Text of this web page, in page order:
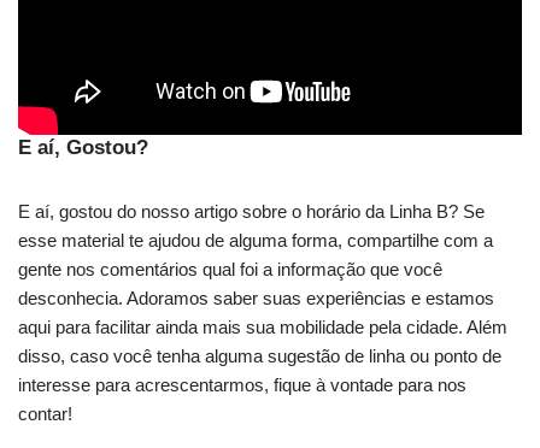
E aí, Gostou?
E aí, gostou do nosso artigo sobre o horário da Linha B? Se
esse material te ajudou de alguma forma, compartilhe com a
gente nos comentários qual foi a informação que você
desconhecia. Adoramos saber suas experiências e estamos
aqui para facilitar ainda mais sua mobilidade pela cidade. Além
disso, caso você tenha alguma sugestão de linha ou ponto de
interesse para acrescentarmos, fique à vontade para nos
contar!